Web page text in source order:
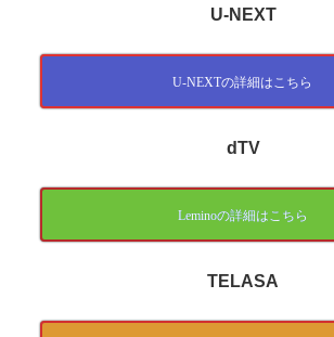
U-NEXT
U-NEXTの詳細はこちら
dTV
Leminoの詳細はこちら
TELASA